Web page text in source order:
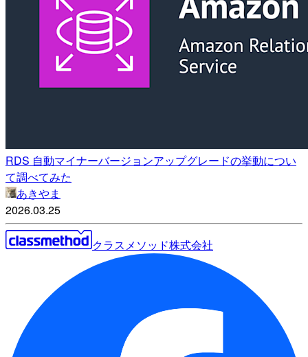
RDS 自動マイナーバージョンアップグレードの挙動につい
て調べてみた
あきやま
2026.03.25
クラスメソッド株式会社